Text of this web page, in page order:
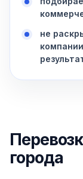
не
города